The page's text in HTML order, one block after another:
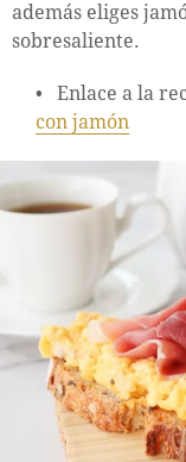
además eliges
sobresaliente.
Enlace a la
con jamón